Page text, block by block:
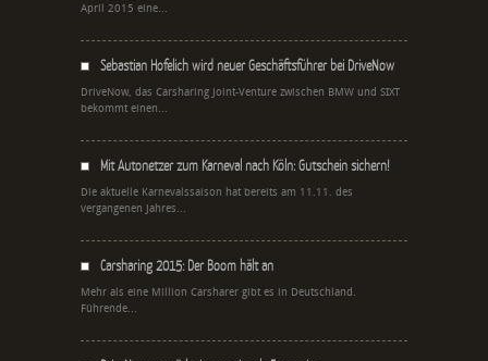
April 2015 eine...
Sebastian Hofelich wird neuer Geschäftsführer bei DriveNow
DriveNow, das Carsharing Joint-Venture zwischen BMW und SIXT
bekommt einen...
Mit Autonetzer zum Karneval nach Köln: Gutschein sichern!
Die aktuelle Karnevalssaison hat bereits am 11.11. des
vergangenen Jahres...
Carsharing 2015: Der Boom hält an
Mehr als eine Million Carsharer gibt es in Deutschland.
Führende...